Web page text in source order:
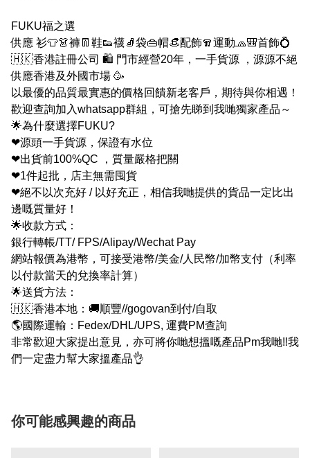
FUKU福之選
供應 衫👕👗褲👖鞋👟襪🧦袋👜帽👒配飾🧣運動🧢🎒首飾💍
🇭🇰香港註冊公司 🛍 門市經營20年，一手貨源 ，源源不絕
供應香港及外國市場 🥳
以最優的品質最實惠的價格回饋新老客戶，期待與你相遇！
歡迎查詢加入whatsapp群組，可搶先睇到我哋獨家產品～
🌟為什麼選擇FUKU?
❤源頭一手貨源，保證有水位
❤出貨前100%QC ，質量嚴格把關
❤1件起批，店主無需囤貨
❤絕不以次充好 / 以好充正，相信我哋提供的貨品一定比出
邊嘅質量好！
🌟收款方式：
銀行轉帳/TT/ FPS/Alipay/Wechat Pay
網站報價為港幣，可接受港幣/美金/人民幣/加幣支付（利率
以付款當天的兌換率計算）
🌟送貨方法：
🇭🇰香港本地：🚚順豐//gogovan到付/自取
🌎國際運輸：Fedex/DHL/UPS, 運費PM查詢
非常歡迎大家提出意見，亦可將你哋想搵嘅產品Pm我哋‼我
們一定盡力幫大家搵產品👌
你可能感興趣的商品